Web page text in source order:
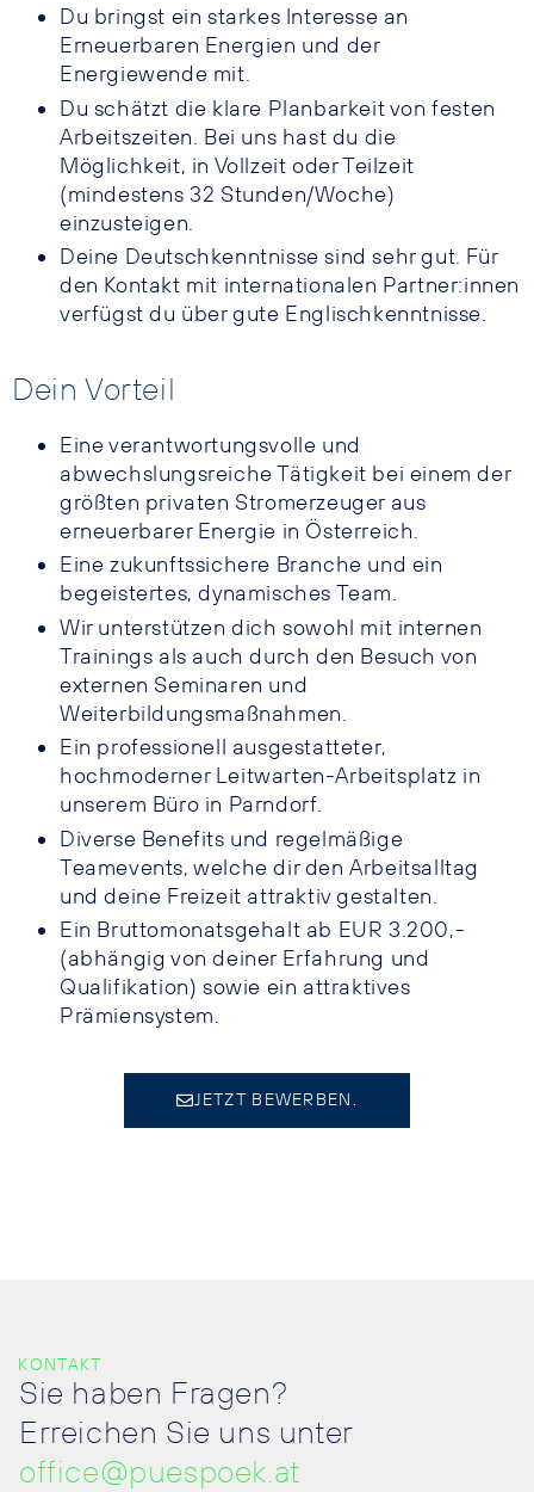
Du bringst ein starkes Interesse an
Erneuerbaren Energien und der
Energiewende mit.
Du schätzt die klare Planbarkeit von festen
Arbeitszeiten. Bei uns hast du die
Möglichkeit, in Vollzeit oder Teilzeit
(mindestens 32 Stunden/Woche)
einzusteigen.
Deine Deutschkenntnisse sind sehr gut. Für
den Kontakt mit internationalen Partner:innen
verfügst du über gute Englischkenntnisse.
Dein Vorteil
Eine verantwortungsvolle und
abwechslungsreiche Tätigkeit bei einem der
größten privaten Stromerzeuger aus
erneuerbarer Energie in Österreich.
Eine zukunftssichere Branche und ein
begeistertes, dynamisches Team.
Wir unterstützen dich sowohl mit internen
Trainings als auch durch den Besuch von
externen Seminaren und
Weiterbildungsmaßnahmen.
Ein professionell ausgestatteter,
hochmoderner Leitwarten-Arbeitsplatz in
unserem Büro in Parndorf.
Diverse Benefits und regelmäßige
Teamevents, welche dir den Arbeitsalltag
und deine Freizeit attraktiv gestalten.
Ein Bruttomonatsgehalt ab EUR 3.200,-
(abhängig von deiner Erfahrung und
Qualifikation) sowie ein attraktives
Prämiensystem.
JETZT BEWERBEN.
KONTAKT
Sie haben Fragen?
Erreichen Sie uns unter
office@puespoek.at